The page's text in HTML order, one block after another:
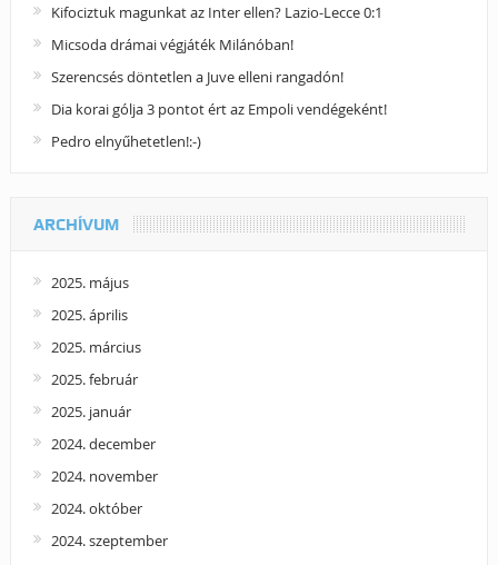
Kifociztuk magunkat az Inter ellen? Lazio-Lecce 0:1
Micsoda drámai végjáték Milánóban!
Szerencsés döntetlen a Juve elleni rangadón!
Dia korai gólja 3 pontot ért az Empoli vendégeként!
Pedro elnyűhetetlen!:-)
ARCHÍVUM
2025. május
2025. április
2025. március
2025. február
2025. január
2024. december
2024. november
2024. október
2024. szeptember